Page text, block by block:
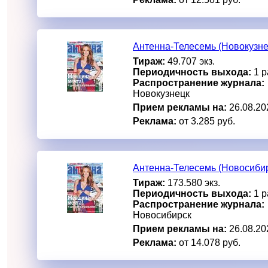
Антенна-Телесемь
Тираж: 49.707 экз.
Периодичность выхода: 1
Распространение журнала:
Новокузнецк
Прием рекламы на:
Реклама: от 3.285 руб.
Антенна-Телесемь
Тираж: 173.580 экз.
Периодичность выхода: 1
Распространение журнала:
Новосибирск
Прием рекламы на:
Реклама: от 14.078 руб.